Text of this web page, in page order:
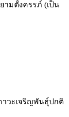
มตั้งครรภ์ (เป็น
วะเจริญพันธุ์ปกติ